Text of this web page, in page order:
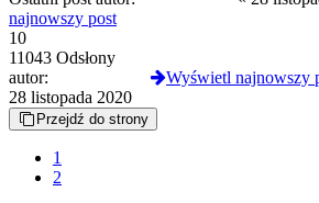
najnowszy post
10
11043 Odsłony
autor:
Wyświetl najnowszy
28 listopada 2020
Przejdź do strony
1
2